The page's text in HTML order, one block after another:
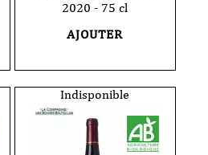
2020 - 75 cl
AJOUTER
Indisponible